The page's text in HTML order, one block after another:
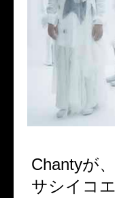
Chantyが
サシイコ